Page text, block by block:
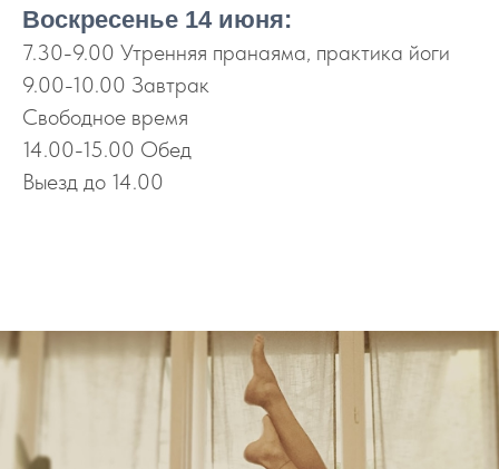
Воскресенье 14 июня:
7.30-9.00 Утренняя пранаяма, практика йоги
9.00-10.00 Завтрак
Свободное время
14.00-15.00 Обед
Выезд до 14.00